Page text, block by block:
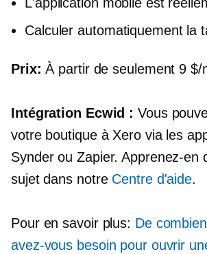
Calculer automatiquement la
Prix:À partir de seulement 9 $/
Intégration Ecwid : Vous
votre boutique à Xero via les
Synder ou Zapier. Apprenez-en
sujet dans notre Centre d'aide.
Pour en savoir plus: De
avez-vous besoin pour ouvrir